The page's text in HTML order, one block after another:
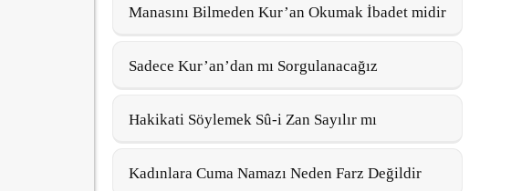
Manasını Bilmeden Kur’an Okumak İbadet midir
Sadece Kur’an’dan mı Sorgulanacağız
Hakikati Söylemek Sû-i Zan Sayılır mı
Kadınlara Cuma Namazı Neden Farz Değildir